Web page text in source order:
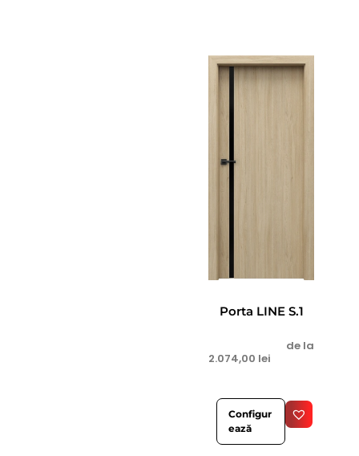
Porta LINE S.1
de la
2.074,00 lei
Configur
ează